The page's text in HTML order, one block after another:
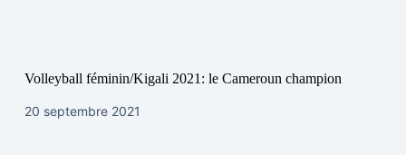
Volleyball féminin/Kigali 2021: le Cameroun champion
20 septembre 2021